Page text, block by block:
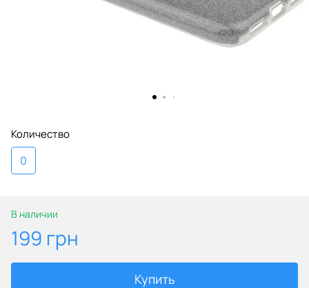
Количество
0
В наличии
199 грн
Купить